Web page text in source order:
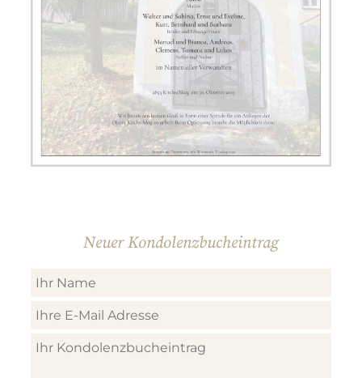
Neuer Kondolenzbucheintrag